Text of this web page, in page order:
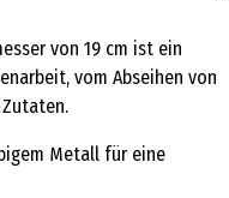
von 19 cm ist ein
vom Abseihen von
Metall für eine